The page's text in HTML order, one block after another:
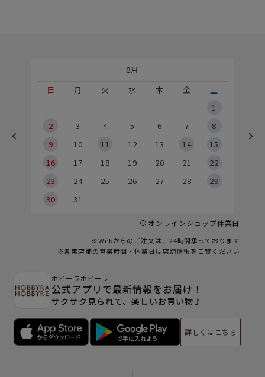
8月
日
月 火 水 木 金
土
1
2
3 4 5 6 7
8
9
10 11 12 13 14
15
16
17 18 19 20 21
22
23
24 25 26 27 28
29
30
31
オンラインショップ休業日
※Webからのご注文は、24時間承っております
※各実店舗の営業時間・休業日は店舗情報をご覧ください
ホビーラホビーレ
公式アプリで最新情報をお届け！
サクサク見られて、楽しいお買い物♪
詳しくはこちら